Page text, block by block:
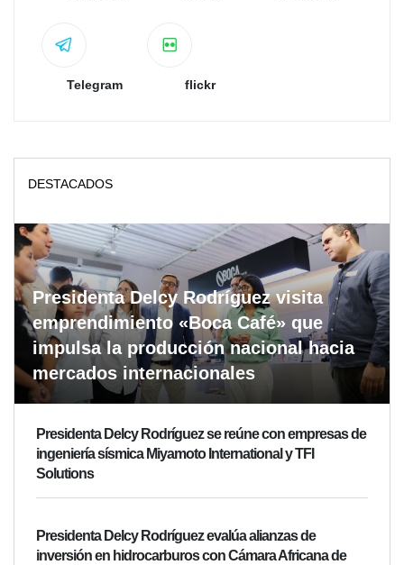
Telegram flickr
DESTACADOS
Presidenta Delcy Rodríguez visita
emprendimiento «Boca Café» que
impulsa la producción nacional hacia
mercados internacionales
Presidenta Delcy Rodríguez se reúne con empresas de
ingeniería sísmica Miyamoto International y TFI
Solutions
Presidenta Delcy Rodríguez evalúa alianzas de
inversión en hidrocarburos con Cámara Africana de